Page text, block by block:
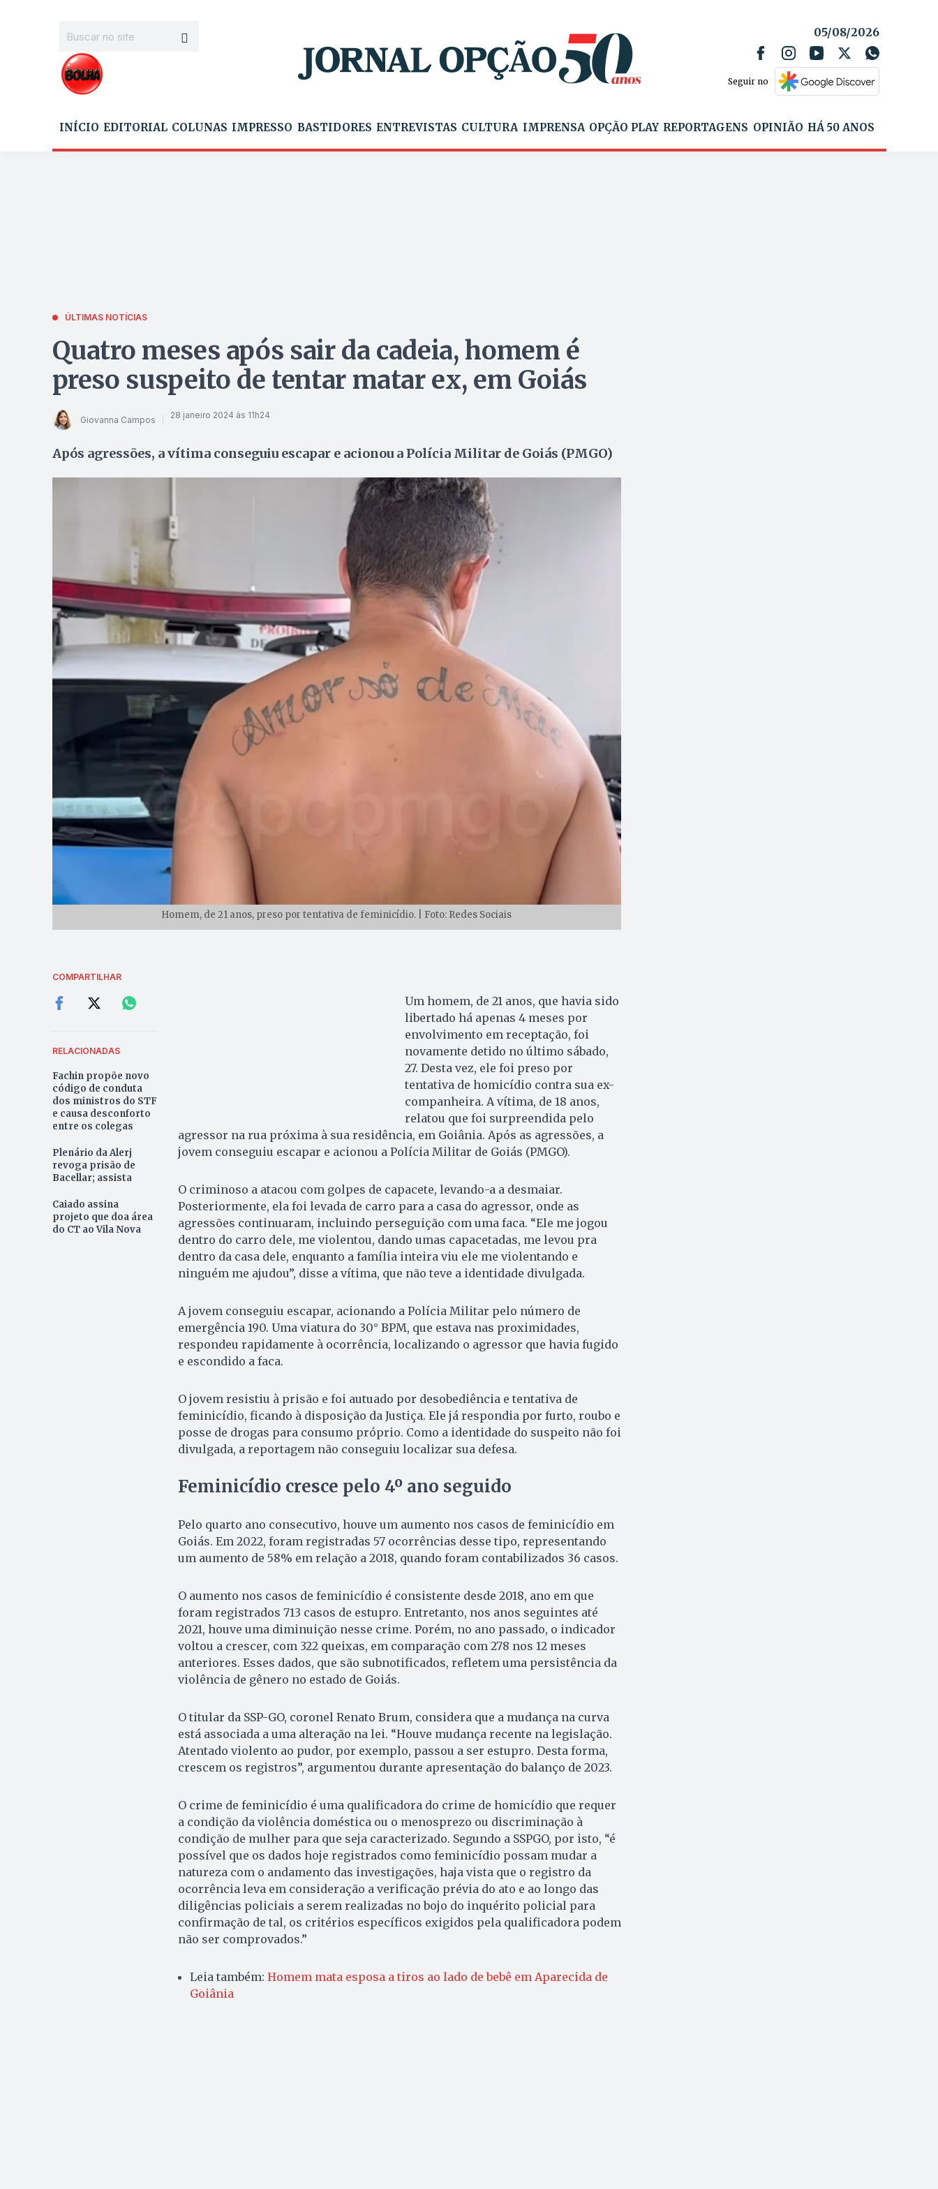
05/08/2026
Seguir no
INÍCIO EDITORIAL COLUNAS IMPRESSO BASTIDORES ENTREVISTAS CULTURA IMPRENSA OPÇÃO PLAY REPORTAGENS OPINIÃO HÁ 50 ANOS
ÚLTIMAS NOTÍCIAS
Quatro meses após sair da cadeia, homem é
preso suspeito de tentar matar ex, em Goiás
Giovanna Campos 28 janeiro 2024 às 11h24
Após agressões, a vítima conseguiu escapar e acionou a Polícia Militar de Goiás (PMGO)
Homem, de 21 anos, preso por tentativa de feminicídio. | Foto: Redes Sociais
COMPARTILHAR
RELACIONADAS
Fachin propõe novo
código de conduta
dos ministros do STF
e causa desconforto
entre os colegas
Plenário da Alerj
revoga prisão de
Bacellar; assista
Caiado assina
projeto que doa área
do CT ao Vila Nova
Um homem, de 21 anos, que havia sido
libertado há apenas 4 meses por
envolvimento em receptação, foi
novamente detido no último sábado,
27. Desta vez, ele foi preso por
tentativa de homicídio contra sua ex-
companheira. A vítima, de 18 anos,
relatou que foi surpreendida pelo
agressor na rua próxima à sua residência, em Goiânia. Após as agressões, a
jovem conseguiu escapar e acionou a Polícia Militar de Goiás (PMGO).
O criminoso a atacou com golpes de capacete, levando-a a desmaiar.
Posteriormente, ela foi levada de carro para a casa do agressor, onde as
agressões continuaram, incluindo perseguição com uma faca. “Ele me jogou
dentro do carro dele, me violentou, dando umas capacetadas, me levou pra
dentro da casa dele, enquanto a família inteira viu ele me violentando e
ninguém me ajudou”, disse a vítima, que não teve a identidade divulgada.
A jovem conseguiu escapar, acionando a Polícia Militar pelo número de
emergência 190. Uma viatura do 30° BPM, que estava nas proximidades,
respondeu rapidamente à ocorrência, localizando o agressor que havia fugido
e escondido a faca.
O jovem resistiu à prisão e foi autuado por desobediência e tentativa de
feminicídio, ficando à disposição da Justiça. Ele já respondia por furto, roubo e
posse de drogas para consumo próprio. Como a identidade do suspeito não foi
divulgada, a reportagem não conseguiu localizar sua defesa.
Feminicídio cresce pelo 4º ano seguido
Pelo quarto ano consecutivo, houve um aumento nos casos de feminicídio em
Goiás. Em 2022, foram registradas 57 ocorrências desse tipo, representando
um aumento de 58% em relação a 2018, quando foram contabilizados 36 casos.
O aumento nos casos de feminicídio é consistente desde 2018, ano em que
foram registrados 713 casos de estupro. Entretanto, nos anos seguintes até
2021, houve uma diminuição nesse crime. Porém, no ano passado, o indicador
voltou a crescer, com 322 queixas, em comparação com 278 nos 12 meses
anteriores. Esses dados, que são subnotificados, refletem uma persistência da
violência de gênero no estado de Goiás.
O titular da SSP-GO, coronel Renato Brum, considera que a mudança na curva
está associada a uma alteração na lei. “Houve mudança recente na legislação.
Atentado violento ao pudor, por exemplo, passou a ser estupro. Desta forma,
crescem os registros”, argumentou durante apresentação do balanço de 2023.
O crime de feminicídio é uma qualificadora do crime de homicídio que requer
a condição da violência doméstica ou o menosprezo ou discriminação à
condição de mulher para que seja caracterizado. Segundo a SSPGO, por isto, “é
possível que os dados hoje registrados como feminicídio possam mudar a
natureza com o andamento das investigações, haja vista que o registro da
ocorrência leva em consideração a verificação prévia do ato e ao longo das
diligências policiais a serem realizadas no bojo do inquérito policial para
confirmação de tal, os critérios específicos exigidos pela qualificadora podem
não ser comprovados.”
Leia também: Homem mata esposa a tiros ao lado de bebê em Aparecida de
Goiânia